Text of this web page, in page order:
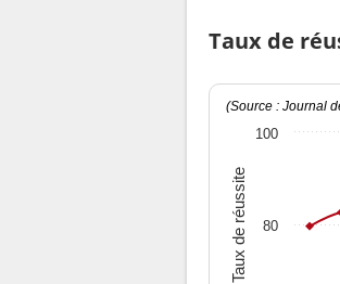
Taux de
Taux de réussite
(Source : Journal
80
100